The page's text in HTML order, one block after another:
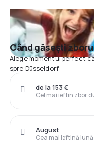
Când găsești
Alege momentul perfect
spre Düsseldorf
Cel mai ieftin zbor
de la 153 €
Cea mai ieftină
August